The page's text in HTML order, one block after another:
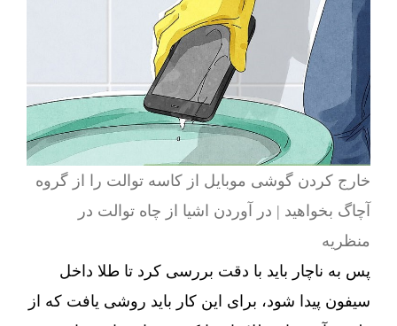
خارج کردن گوشی موبایل از کاسه توالت را از گروه
آچاگ بخواهید | در آوردن اشیا از چاه توالت در
منظریه
پس به ناچار باید با دقت بررسی کرد تا طلا داخل
سیفون پیدا شود، برای این کار باید روشی یافت که از